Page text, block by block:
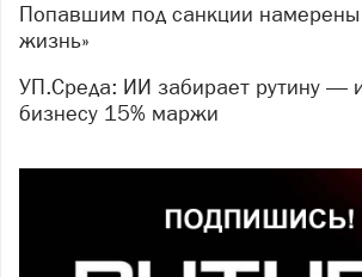
Попавшим под санкции намерены «облегчить
жизнь»
УП.Среда: ИИ забирает рутину — и добавляет
бизнесу 15% маржи